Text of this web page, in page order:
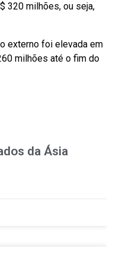
320 milhões, ou seja,
externo foi elevada em
milhões até o fim do
da Ásia